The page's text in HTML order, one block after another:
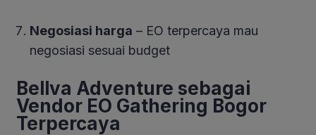
Negosiasi harga – EO terpercaya mau
negosiasi sesuai budget
Bellva Adventure sebagai
Vendor EO Gathering Bogor
Terpercaya